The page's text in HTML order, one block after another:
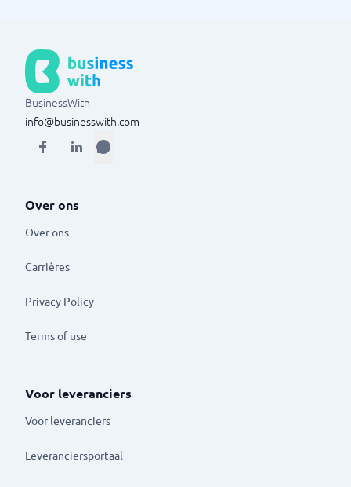
BusinessWith
info@businesswith.com
Over ons
Over ons
Carrières
Privacy Policy
Terms of use
Voor leveranciers
Voor leveranciers
Leveranciersportaal